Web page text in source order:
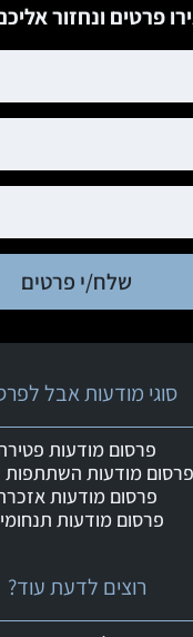
פרטים ונחזור
שלח/י פרטים
רוצים לדעת עוד?
סוגי מודעות אבל
פרסום מודעות
פרסום מודעות
פרסום מודעות
פרסום מודעות